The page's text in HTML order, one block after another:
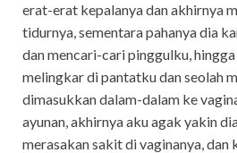
erat-erat kepalanya dan akhirnya
tidurnya, sementara pahanya dia
dan mencari-cari pinggulku,
melingkar di pantatku dan seolah
dimasukkan dalam-dalam ke
ayunan, akhirnya aku agak yakin
merasakan sakit di vaginanya, dan